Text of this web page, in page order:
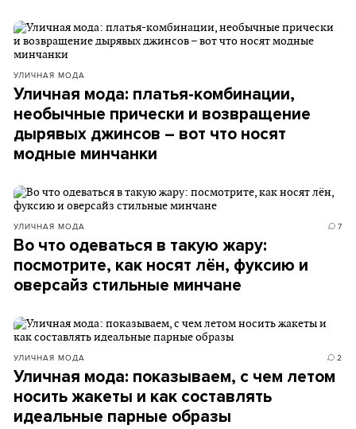
УЛИЧНАЯ МОДА
Уличная мода: платья-комбинации,
необычные прически и возвращение
дырявых джинсов – вот что носят
модные минчанки
УЛИЧНАЯ МОДА 7
Во что одеваться в такую жару:
посмотрите, как носят лён, фуксию и
оверсайз стильные минчане
УЛИЧНАЯ МОДА 2
Уличная мода: показываем, с чем летом
носить жакеты и как составлять
идеальные парные образы